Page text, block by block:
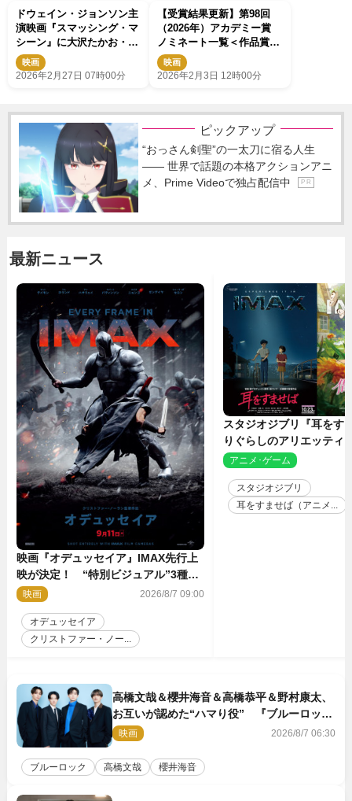
ドウェイン・ジョンソン主
演映画『スマッシング・マ
シーン』に大沢たかお・布
袋寅泰ら出演決定 予告解
禁
映画
2026年2月27日 07時00分
【受賞結果更新】第98回
（2026年）アカデミー賞
ノミネート一覧＜作品賞・
監督賞・主演男優賞・主演
女優賞 ほか＞
映画
2026年2月3日 12時00分
ピックアップ
“おっさん剣聖”の一太刀に宿る人生
―― 世界で話題の本格アクションアニ
メ、Prime Videoで独占配信中
P R
最新ニュース
映画『オデュッセイア』IMAX先行上
映が決定！ “特別ビジュアル”3種も
解禁に
映画 2026/8/7 09:00
オデュッセイア
クリストファー・ノー...
スタジオジブリ『耳をす
りぐらしのアリエッティ
ルリマスターでIMAX上映
アニメ･ゲーム
スタジオジブリ
耳をすませば（アニメ...
高橋文哉＆櫻井海音＆高橋恭平＆野村康太、
お互いが認めた“ハマり役” 『ブルーロッ
ク』で築いた最高のチームワーク
映画 2026/8/7 06:30
ブルーロック 高橋文哉 櫻井海音